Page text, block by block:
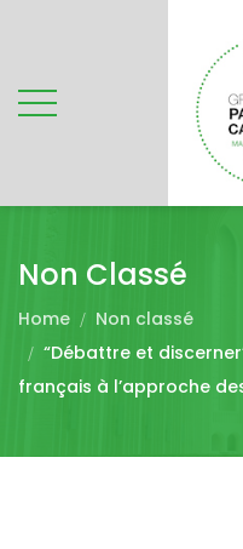
Non Classé
Home
Non classé
“Débattre et
français à l’approche